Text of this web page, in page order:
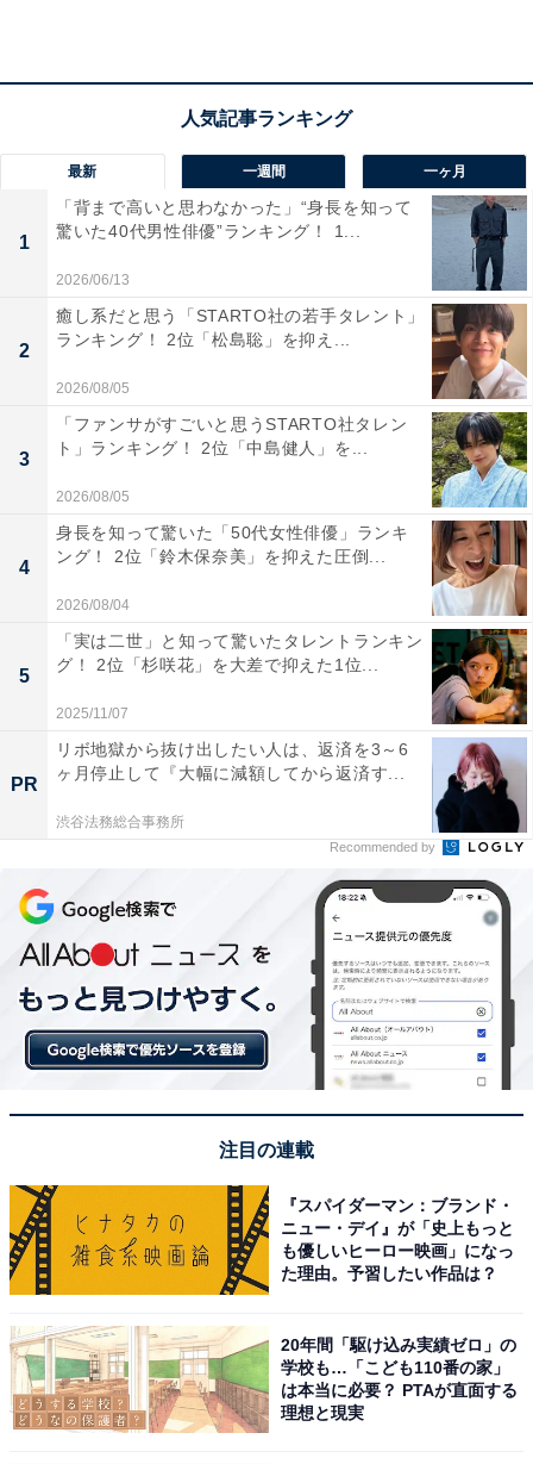
栄えある1位は、スーパーファミコンの『ゼルダの伝説
神々のトライフォース』でした。ストーリー、音楽、ダ
ンジョン構成ともに評価されています。ハイラル王国と
闇の世界を行き来する奥深い世界観と、手応えのある謎
解きがプレーヤーの心を捉えました。40代にとっての青
春を象徴する作品といえるでしょう。
回答者のコメントを見ると「大学時代の部室にSFCが置
いてあり、授業の合間や部活後などの空き時間に友人と
ずっとプレイしていたため」（40代男性／大阪府）、
「見たいテレビがあっても、このゲームを優先していま
した。」（40代男性／岡山県）、「かっこいい世界観に
のめりこんで一番時間をかけた記憶があるからです」
（40代男性／北海道）といった声がありました。
※回答者のコメントは原文ママです
All About ニュースの編集者。オールアバウトに入社後、
SNSトレンドにフォーカスした記事執筆やSEOライティ
ングの経験を経て、のちにAll About ニュースチームのメ
ンバーに参入。現在は旅行・カルチャー・エンタメなど
を中心に企画編集を担当。東京都出身。居酒屋巡りとス
ポーツ観戦が生きがい。
次ページ
5位までの全ランキング結果を見
る
最新 一週間 一ヶ月
1
「背まで高いと思わなかった」“身長を知って
驚いた40代男性俳優”ランキング！ 1...
2026/06/13
2
癒し系だと思う「STARTO社の若手タレント」
ランキング！ 2位「松島聡」を抑え...
2026/08/05
3
「ファンサがすごいと思うSTARTO社タレン
ト」ランキング！ 2位「中島健人」を...
2026/08/05
4
身長を知って驚いた「50代女性俳優」ランキ
ング！ 2位「鈴木保奈美」を抑えた圧倒...
2026/08/04
5
「実は二世」と知って驚いたタレントランキン
グ！ 2位「杉咲花」を大差で抑えた1位...
2025/11/07
PR
リボ地獄から抜け出したい人は、返済を3～6
ヶ月停止して『大幅に減額してから返済す...
渋谷法務総合事務所
Recommended by
注目の連載
『スパイダーマン：ブランド・
ニュー・デイ』が「史上もっと
も優しいヒーロー映画」になっ
た理由。予習したい作品は？
20年間「駆け込み実績ゼロ」の
学校も…「こども110番の家」
は本当に必要？ PTAが直面する
理想と現実